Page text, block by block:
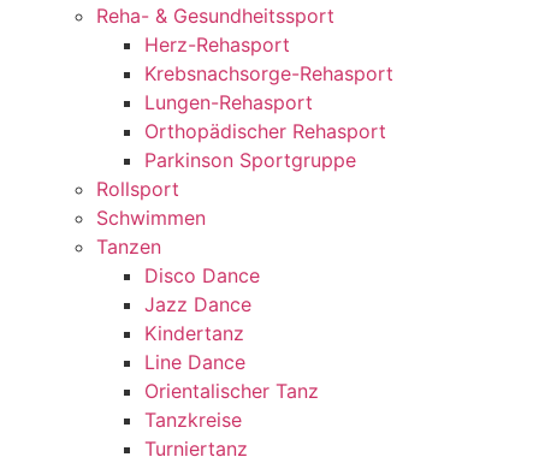
Reha- & Gesundheitssport
Herz-Rehasport
Krebsnachsorge-Rehasport
Lungen-Rehasport
Orthopädischer Rehasport
Parkinson Sportgruppe
Rollsport
Schwimmen
Tanzen
Disco Dance
Jazz Dance
Kindertanz
Line Dance
Orientalischer Tanz
Tanzkreise
Turniertanz